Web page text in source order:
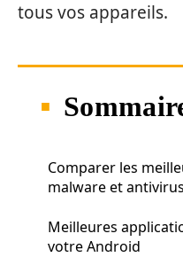
tous vos appareils.
Comparer les
malware et
Meilleures
votre Android